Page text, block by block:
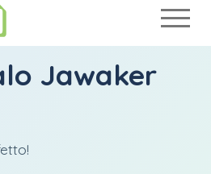
Jawaker